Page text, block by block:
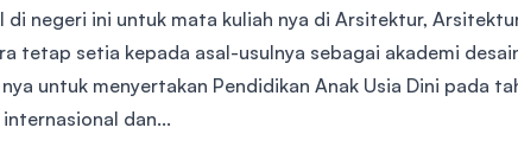
di negeri ini untuk mata kuliah nya di Arsitektur,
tetap setia kepada asal-usulnya sebagai akademi
untuk menyertakan Pendidikan Anak Usia Dini pada
dan...